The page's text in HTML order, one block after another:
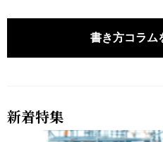
書き方コラム
新着特集